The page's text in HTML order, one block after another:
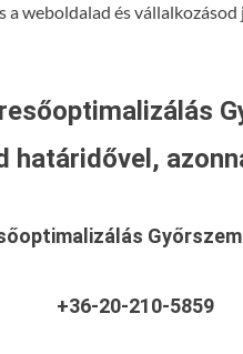
weboldalad és vállalkozásod
határidővel,
+36-20-210-5859